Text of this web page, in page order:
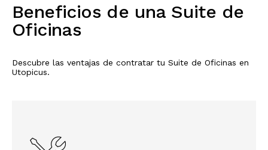
Beneficios de una Suite de
Oficinas
Descubre las ventajas de contratar tu Suite de Oficinas en
Utopicus.